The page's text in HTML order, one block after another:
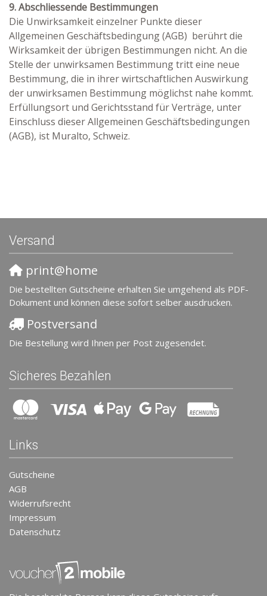
9. Abschliessende Bestimmungen
Die Unwirksamkeit einzelner Punkte dieser
Allgemeinen Geschäftsbedingung (AGB) berührt die
Wirksamkeit der übrigen Bestimmungen nicht. An die
Stelle der unwirksamen Bestimmung tritt eine neue
Bestimmung, die in ihrer wirtschaftlichen Auswirkung
der unwirksamen Bestimmung möglichst nahe kommt.
Erfüllungsort und Gerichtsstand für Verträge, unter
Einschluss dieser Allgemeinen Geschäftsbedingungen
(AGB), ist Muralto, Schweiz.
Versand
print@home
Die bestellten Gutscheine erhalten Sie umgehend als PDF-
Dokument und können diese sofort selber ausdrucken.
Postversand
Die Bestellung wird Ihnen per Post zugesendet.
Sicheres Bezahlen
Links
Gutscheine
AGB
Widerrufsrecht
Impressum
Datenschutz